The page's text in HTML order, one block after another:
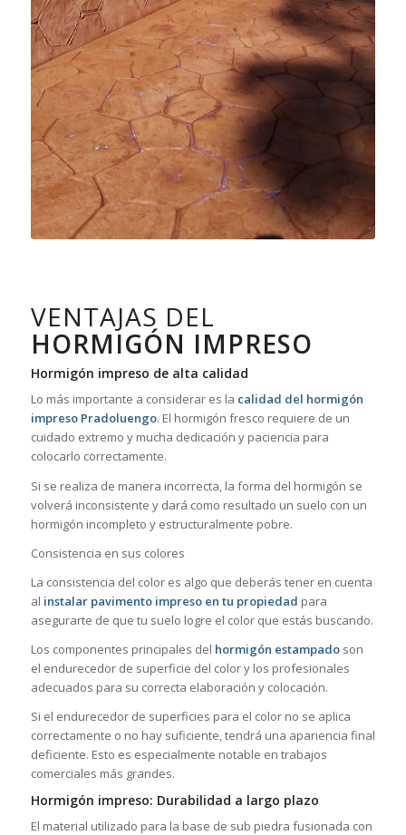
VENTAJAS DEL
HORMIGÓN IMPRESO
Hormigón impreso de alta calidad
Lo más importante a considerar es la calidad del hormigón
impreso Pradoluengo. El hormigón fresco requiere de un
cuidado extremo y mucha dedicación y paciencia para
colocarlo correctamente.
Si se realiza de manera incorrecta, la forma del hormigón se
volverá inconsistente y dará como resultado un suelo con un
hormigón incompleto y estructuralmente pobre.
Consistencia en sus colores
La consistencia del color es algo que deberás tener en cuenta
al instalar pavimento impreso en tu propiedad para
asegurarte de que tu suelo logre el color que estás buscando.
Los componentes principales del hormigón estampadoson
el endurecedor de superficie del color y los profesionales
adecuados para su correcta elaboración y colocación.
Si el endurecedor de superficies para el color no se aplica
correctamente o no hay suficiente, tendrá una apariencia final
deficiente. Esto es especialmente notable en trabajos
comerciales más grandes.
Hormigón impreso: Durabilidad a largo plazo
El material utilizado para la base de sub piedra fusionada con